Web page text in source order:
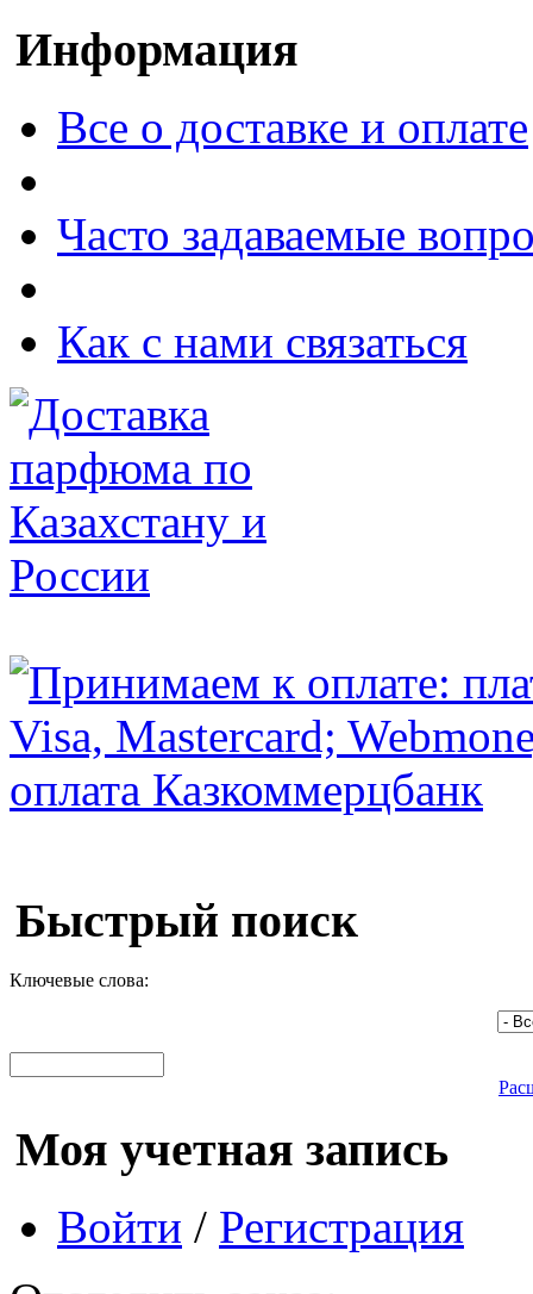
Информация
Все о доставке и оплате
Часто задаваемые
Как с нами связаться
Быстрый поиск
Ключевые слова:
Моя учетная запись
Войти / Регистрация